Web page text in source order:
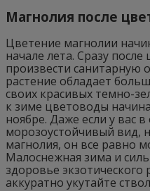
Магнолия после
Цветение магнолии
начале лета. Сразу
произвести санитарную
растение обладает
своих красивых темно-
к зиме цветоводы
ноябре. Даже если у вас в
морозоустойчивый вид,
магнолия, он все равно
Малоснежная зима и
здоровье экзотического
аккуратно укутайте